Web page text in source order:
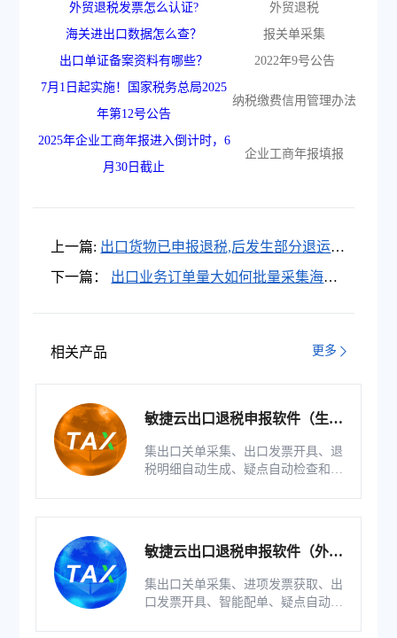
外贸退税发票怎么认证?
外贸退税
海关进出口数据怎么查？
报关单采集
出口单证备案资料有哪些？
2022年9号公告
7月1日起实施！国家税务总局2025
年第12号公告
纳税缴费信用管理办法
2025年企业工商年报进入倒计时，6
月30日截止
企业工商年报填报
上一篇: 出口货物已申报退税,后发生部分退运怎
么处理？【出口退税申报】
下一篇：
出口业务订单量大如何批量采集海关
相关产品 更多
敏捷云出口退税申报软件（生产
集出口关单采集、出口发票开具、退
税明细自动生成、疑点自动检查和调
敏捷云出口退税申报软件（外贸
集出口关单采集、进项发票获取、出
口发票开具、智能配单、疑点自动检